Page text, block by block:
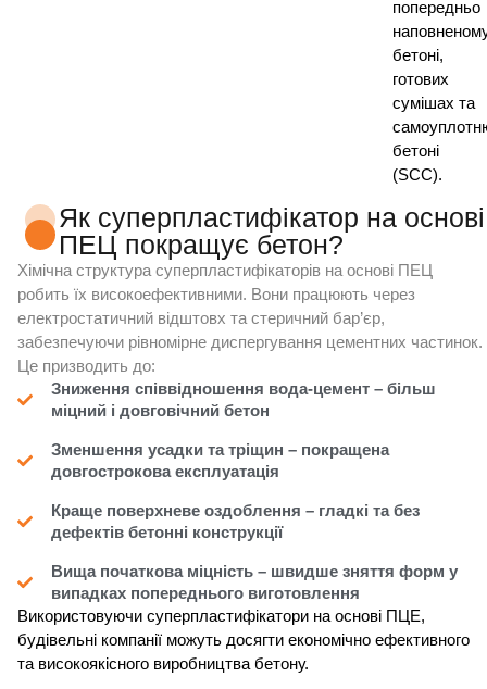
попередньо
бетоні,
готових
сумішах та
бетоні
(SCC).
Як суперпластифікатор на основі
ПЕЦ покращує бетон?
Хімічна структура суперпластифікаторів на основі ПЕЦ
робить їх високоефективними. Вони працюють через
електростатичний відштовх та стеричний бар’єр,
забезпечуючи рівномірне диспергування цементних частинок.
Це призводить до:
Зниження співвідношення вода-цемент – більш
міцний і довговічний бетон
Зменшення усадки та тріщин – покращена
довгострокова експлуатація
Краще поверхневе оздоблення – гладкі та без
дефектів бетонні конструкції
Вища початкова міцність – швидше зняття форм у
випадках попереднього виготовлення
Використовуючи суперпластифікатори на основі ПЦЕ,
будівельні компанії можуть досягти економічно ефективного
та високоякісного виробництва бетону.